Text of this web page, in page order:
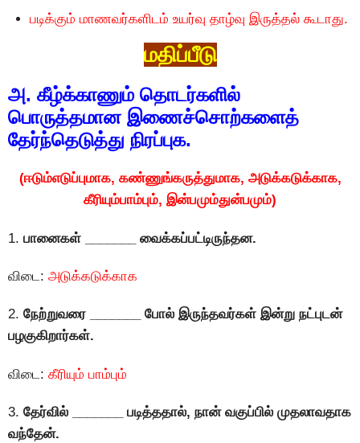
படிக்கும் மாணவர்களிடம் உயர்வு தாழ்வு இருத்தல் கூடாது.
மதிப்பீடு
அ. கீழ்க்காணும் தொடர்களில்
பொருத்தமான இணைச்சொற்களைத்
தேர்ந்தெடுத்து நிரப்புக.
(ஈடும்எடுப்புமாக, கண்ணுங்கருத்துமாக, அடுக்கடுக்காக,
கீரியும்பாம்பும், இன்பமும்துன்பமும்)
1. பானைகள் _______ வைக்கப்பட்டிருந்தன.
விடை: அடுக்கடுக்காக
2. நேற்றுவரை _______ போல் இருந்தவர்கள் இன்று நட்புடன்
பழகுகிறார்கள்.
விடை: கீரியும் பாம்பும்
3. தேர்வில் _______ படித்ததால், நான் வகுப்பில் முதலாவதாக
வந்தேன்.